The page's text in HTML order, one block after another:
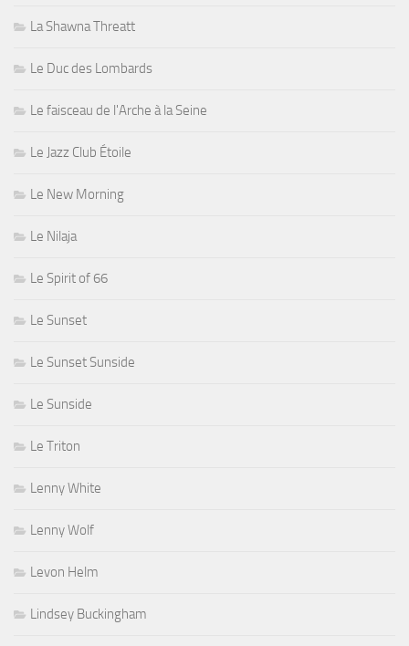
La Shawna Threatt
Le Duc des Lombards
Le faisceau de l'Arche à la Seine
Le Jazz Club Étoile
Le New Morning
Le Nilaja
Le Spirit of 66
Le Sunset
Le Sunset Sunside
Le Sunside
Le Triton
Lenny White
Lenny Wolf
Levon Helm
Lindsey Buckingham